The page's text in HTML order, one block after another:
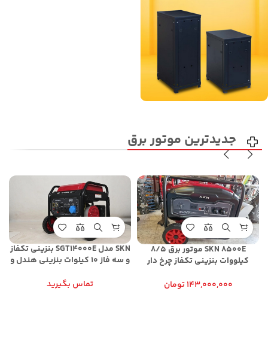
جدیدترین موتور برق
SKN 8500E موتور برق 8/5
کیلووات بنزینی تکفاز چرخ دار
143,000,000 تومان
SKN مدل SGT14000E بنزینی تکفاز
و سه فاز 10 کیلوات بنزینی هندل و
تماس بگیرید